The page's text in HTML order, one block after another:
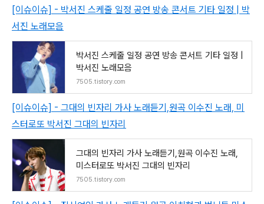
[이슈이슈] - 박서진 스케줄 일정 공연 방송 콘서트 기타 일정 | 박
서진 노래모음
박서진 스케줄 일정 공연 방송 콘서트 기타 일정 |
박서진 노래모음
7505.tistory.com
[이슈이슈] - 그대의 빈자리 가사 노래듣기,원곡 이수진 노래, 미
스터로또 박서진 그대의 빈자리
그대의 빈자리 가사 노래듣기,원곡 이수진 노래,
미스터로또 박서진 그대의 빈자리
7505.tistory.com